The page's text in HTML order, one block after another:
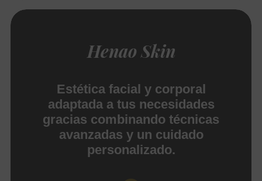
Henao Skin
Estética facial y corporal
adaptada a tus necesidades
gracias combinando técnicas
avanzadas y un cuidado
personalizado.